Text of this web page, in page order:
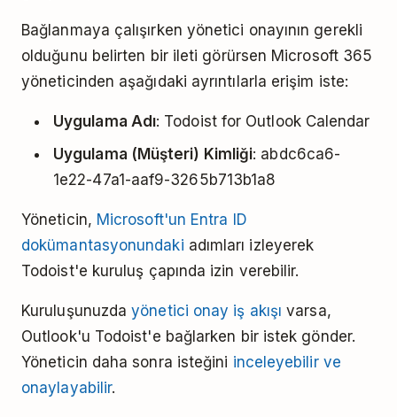
Bağlanmaya çalışırken yönetici onayının gerekli
olduğunu belirten bir ileti görürsen Microsoft 365
yöneticinden aşağıdaki ayrıntılarla erişim iste:
Uygulama Adı: Todoist for Outlook Calendar
Uygulama (Müşteri) Kimliği: abdc6ca6-
1e22-47a1-aaf9-3265b713b1a8
Yöneticin, Microsoft'un Entra ID
dokümantasyonundaki adımları izleyerek
Todoist'e kuruluş çapında izin verebilir.
Kuruluşunuzdayönetici onay iş akışı varsa,
Outlook'u Todoist'e bağlarken bir istek gönder.
Yöneticin daha sonra isteğini inceleyebilir ve
onaylayabilir.